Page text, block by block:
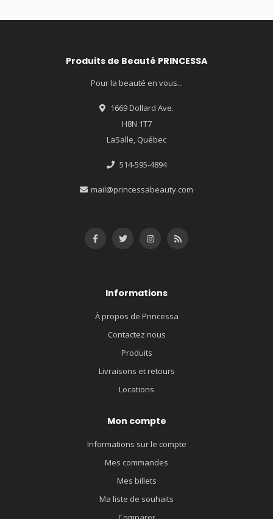
Produits de Beauté PRINCESSA
Pour la beauté en vous...
1669 Dollard Ave.
H8N 1T7
LaSalle, Québec
514-595-4894
mail@princessabeauty.com
Informations
À propos de Princessa
Contactez nous
Produits
Livraisons et retours
Locations
Mon compte
Informations sur le compte
Mes commandes
Mes billets
Ma liste de souhaits